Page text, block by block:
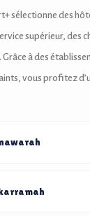
sélectionne des
supérieur, des
à des
vous profitez